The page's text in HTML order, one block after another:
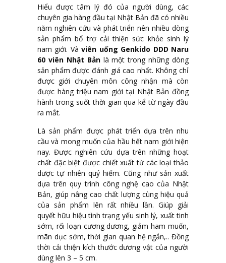
Hiểu được tâm lý đó của người dùng, các
chuyên gia hàng đầu tại Nhật Bản đã có nhiều
năm nghiên cứu và phát triển nên nhiều dòng
sản phẩm bổ trợ cải thiện sức khỏe sinh lý
nam giới. Vàviên uống Genkido DDD Naru
60 viên Nhật Bảnlà một trong những dòng
sản phẩm được đánh giá cao nhất. Không chỉ
được giới chuyên môn công nhận mà còn
được hàng triệu nam giới tại Nhật Bản đồng
hành trong suốt thời gian qua kể từ ngày đầu
ra mắt.
Là sản phẩm được phát triển dựa trên nhu
cầu và mong muốn của hầu hết nam giới hiện
nay. Được nghiên cứu dựa trên những hoạt
chất đặc biệt được chiết xuất từ các loại thảo
dược tự nhiên quý hiếm. Cũng như sản xuất
dựa trên quy trình công nghệ cao của Nhật
Bản, giúp nâng cao chất lượng cùng hiệu quả
của sản phẩm lên rất nhiều lần. Giúp giải
quyết hữu hiệu tình trạng yếu sinh lý, xuất tinh
sớm, rối loạn cương dương, giảm ham muốn,
mãn dục sớm, thời gian quan hệ ngắn,.. Đồng
thời cải thiện kích thước dương vật của người
dùng lên 3 – 5 cm.